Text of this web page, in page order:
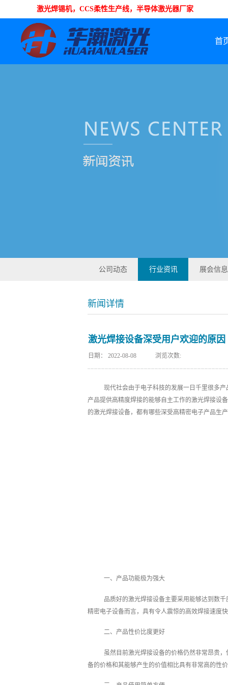
激光焊锡机，CCS柔性生产线，半导体激光器厂家
首
公司动态 行业资讯 展会信息
新闻详情
激光焊接设备深受用户欢迎的原因
日期： 2022-08-08 浏览次数:
现代社会由于电子科技的发展一日千里很多
产品提供高精度焊接的能够自主工作的激光焊接设
的激光焊接设备，都有哪些深受高精密电子产品生
一、产品功能极为强大
品质好的激光焊接设备主要采用能够达到数
精密电子设备而言，具有令人震惊的高效焊接速度
二、产品性价比度更好
虽然目前激光焊接设备的价格仍然非常昂贵
备的价格和其能够产生的价值相比具有非常高的性